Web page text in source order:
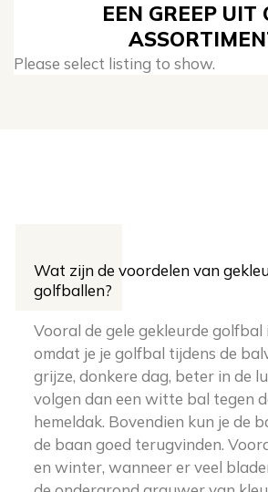
EEN GREEP UIT
Please select listing to show.
Wat zijn de voordelen van
golfballen?
Vooral de gele gekleurde
omdat je je golfbal tijdens de
grijze, donkere dag, beter in de
volgen dan een witte bal tegen
hemeldak. Bovendien kun je de
de baan goed terugvinden.
en winter, wanneer er veel